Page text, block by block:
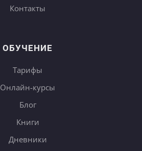
Контакты
ОБУЧЕНИЕ
Тарифы
Онлайн-курсы
Блог
Книги
Дневники